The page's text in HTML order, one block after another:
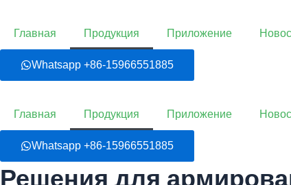
Главная Продукция Приложение
Whatsapp +86-15966551885
Главная Продукция Приложение
Whatsapp +86-15966551885